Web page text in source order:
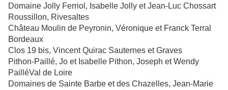
Domaine Jolly Ferriol, Isabelle Jolly et Jean-Luc Chossart
Roussillon, Rivesaltes
Château Moulin de Peyronin, Véronique et Franck Terral
Bordeaux
Clos 19 bis, Vincent Quirac Sauternes et Graves
Pithon-Paillé, Jo et Isabelle Pithon, Joseph et Wendy
PailléVal de Loire
Domaines de Sainte Barbe et des Chazelles, Jean-Marie